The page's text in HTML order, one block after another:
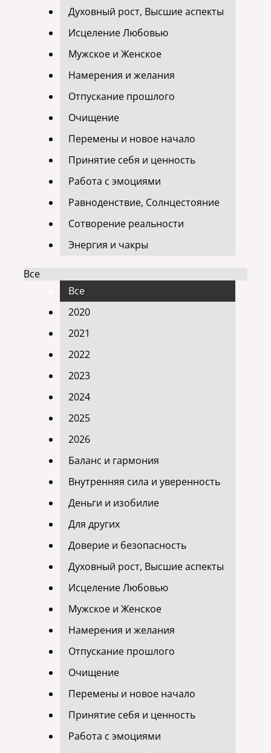
Духовный рост, Высшие аспекты
Исцеление Любовью
Мужское и Женское
Намерения и желания
Отпускание прошлого
Очищение
Перемены и новое начало
Принятие себя и ценность
Работа с эмоциями
Равноденствие, Солнцестояние
Сотворение реальности
Энергия и чакры
Все
Все
2020
2021
2022
2023
2024
2025
2026
Баланс и гармония
Внутренняя сила и уверенность
Деньги и изобилие
Для других
Доверие и безопасность
Духовный рост, Высшие аспекты
Исцеление Любовью
Мужское и Женское
Намерения и желания
Отпускание прошлого
Очищение
Перемены и новое начало
Принятие себя и ценность
Работа с эмоциями